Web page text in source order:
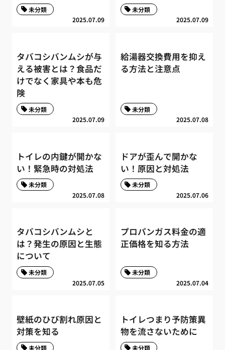
2025.07.09
未分類
2025.07.09
未分類
タバコシバンムシが与
える被害とは？食品だ
けでなく家具や本も危
険
2025.07.09
未分類
給湯器交換費用を抑え
る方法と注意点
2025.07.08
未分類
トイレの内鍵が開かな
い！緊急時の対処法
2025.07.08
未分類
ドアが歪んで開かな
い！原因と対処法
2025.07.06
未分類
タバコシバンムシと
は？発生の原因と生態
について
2025.07.05
未分類
プロパンガス料金の適
正価格を知る方法
2025.07.04
未分類
壁紙のひび割れ原因と
対策を知る
未分類
トイレつまり予防策異
物を流さないために
未分類